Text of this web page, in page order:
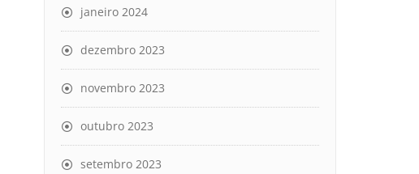
janeiro 2024
dezembro 2023
novembro 2023
outubro 2023
setembro 2023